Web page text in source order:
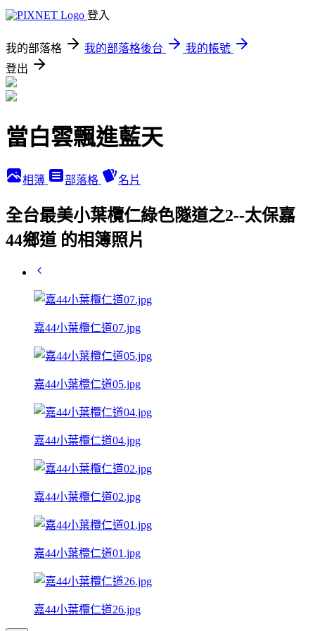
登入
我的部落格 我的部落格後台
我的帳號
登出
當白雲飄進藍天
相簿 部落格 名片
全台最美小葉欖仁綠色隧道之2--太保嘉
44鄉道 的相簿照片
嘉44小葉欖仁道07.jpg
嘉44小葉欖仁道05.jpg
嘉44小葉欖仁道04.jpg
嘉44小葉欖仁道02.jpg
嘉44小葉欖仁道01.jpg
嘉44小葉欖仁道26.jpg